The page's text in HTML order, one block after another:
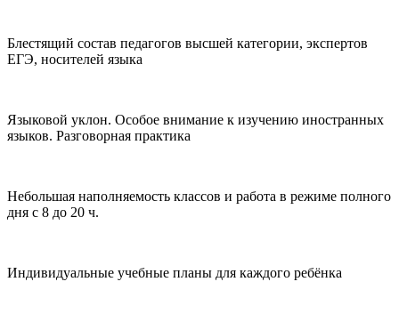
Блестящий состав педагогов высшей категории, экспертов
ЕГЭ, носителей языка
Языковой уклон. Особое внимание к изучению иностранных
языков. Разговорная практика
Небольшая наполняемость классов и работа в режиме полного
дня с 8 до 20 ч.
Индивидуальные учебные планы для каждого ребёнка